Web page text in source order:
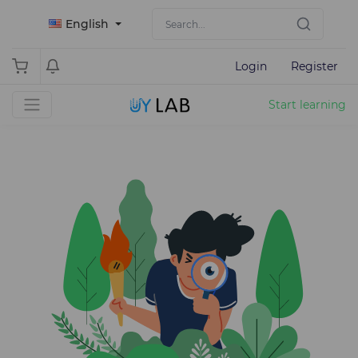
English
Login Register
Start learning